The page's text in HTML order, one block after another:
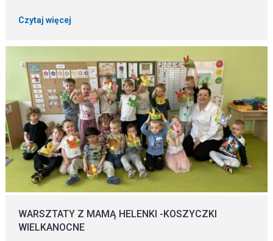
Czytaj więcej
WARSZTATY Z MAMĄ HELENKI -KOSZYCZKI
WIELKANOCNE